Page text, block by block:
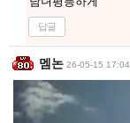
답글
멤논 26-05-15 17:04